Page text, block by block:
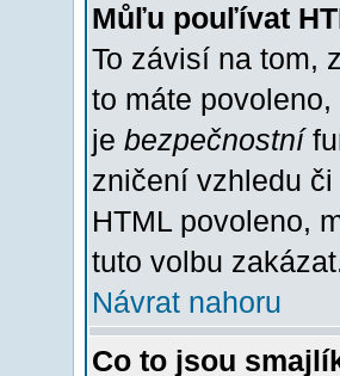
Můľu pouľívat
To závisí na tom,
to máte
je bezpečnostní
zničení vzhledu
HTML povoleno,
tuto volbu
Návrat nahoru
Co to jsou